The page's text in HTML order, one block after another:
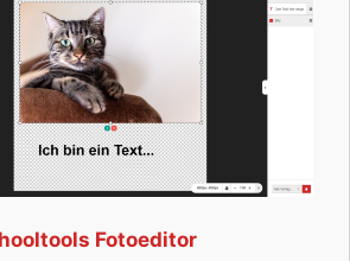
Fotoeditor